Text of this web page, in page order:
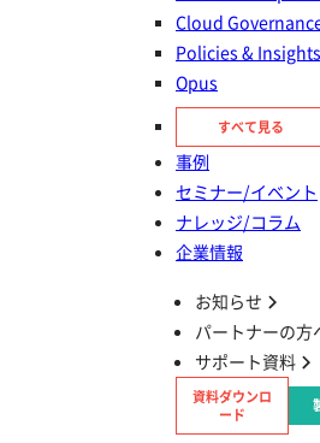
Cloud
Policies & Insights
Opus
すべて見る
事例
セミナー/イベント
ナレッジ/コラム
企業情報
お知らせ
パートナーの方
サポート資料
資料ダウンロ
ード
1.生成AIの活用
2.ChatGPTに意見を求める
3.他の生成AIたちの意見も聞
4.生成AIを選定する際に注
度』と『情報保護』